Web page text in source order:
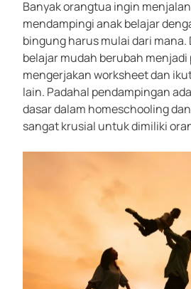
Banyak orangtua ingin
mendampingi anak belajar
bingung harus mulai dari
belajar mudah berubah
mengerjakan worksheet dan
lain. Padahal pendampingan
dasar dalam homeschooling
sangat krusial untuk dimiliki